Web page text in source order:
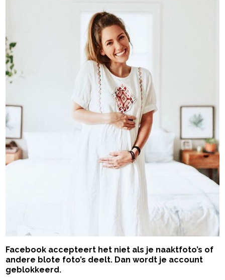
Facebook accepteert het niet als je naaktfoto’s of
andere blote foto’s deelt. Dan wordt je account
geblokkeerd.